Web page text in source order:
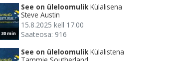
30 min
See on üleloomulik Külalisena
Steve Austin
15.8.2025 kell 17.00
Saateosa: 916
See on üleloomulik Külalistena